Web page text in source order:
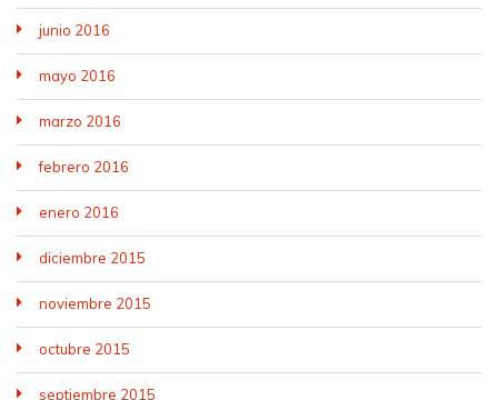
junio 2016
mayo 2016
marzo 2016
febrero 2016
enero 2016
diciembre 2015
noviembre 2015
octubre 2015
septiembre 2015